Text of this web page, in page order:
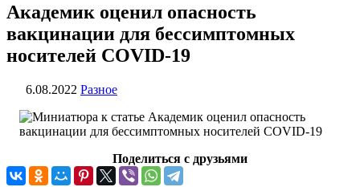
Академик оценил опасность
вакцинации для бессимптомных
носителей COVID-19
6.08.2022 Разное
Поделиться с друзьями